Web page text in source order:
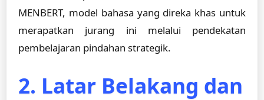
MENBERT, model bahasa yang direka khas untuk
merapatkan jurang ini melalui pendekatan
pembelajaran pindahan strategik.
2. Latar Belakang dan